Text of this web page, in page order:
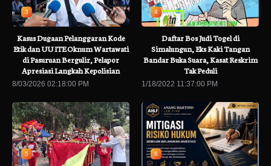
3
Kasus Dugaan Pelanggaran Kode
Etik dan UU ITE Oknum Wartawati
di Pasuruan Bergulir, Pelapor
Apresiasi Langkah Kepolisian
8/03/2026 02:18:00 PM
4
Daftar Bos Judi Togel di
Simalungun, Eks Kaki Tangan
Bandar Buka Suara, Kasat Reskrim
Tak Peduli
1/18/2022 11:37:00 PM
5 6